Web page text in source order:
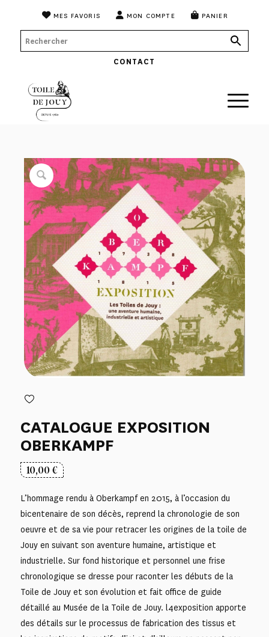
MES FAVORIS MON COMPTE PANIER
CONTACT
CATALOGUE EXPOSITION
OBERKAMPF
10,00€
L’hommage rendu à Oberkampf en 2015, à l’occasion du
bicentenaire de son décès, reprend la chronologie de son
oeuvre et de sa vie pour retracer les origines de la toile de
Jouy en suivant son aventure humaine, artistique et
industrielle. Sur fond historique et personnel une frise
chronologique se dresse pour raconter les débuts de la
Toile de Jouy et son évolution et fait office de guide
détaillé au Musée de la Toile de Jouy. l4exposition apporte
des détails sur le processus de fabrication des tissus et